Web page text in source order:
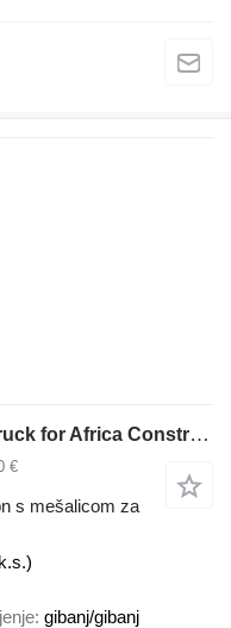
Howo 10CBM Concrete Mixer Truck for Africa Construction
€
s mešalicom za
gibanj/gibanj